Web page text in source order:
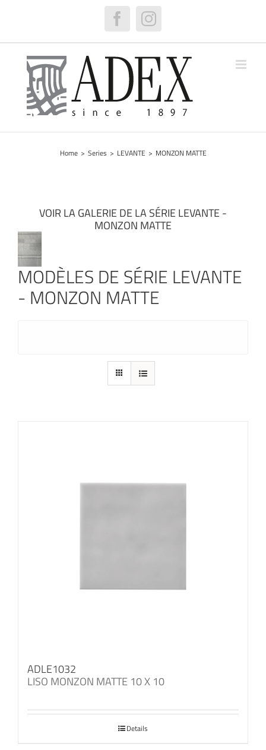
FacebookInstagram
Home > Series > LEVANTE > MONZON MATTE
VOIR LA GALERIE DE LA SÉRIE LEVANTE -
MONZON MATTE
MODÈLES DE SÉRIE LEVANTE
- MONZON MATTE
ADLE1032
LISO MONZON MATTE 10 X 10
Details